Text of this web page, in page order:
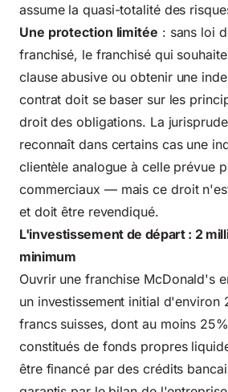
assume la quasi-totalité des
Une protection limitée : sans loi
franchisé, le franchisé qui
clause abusive ou obtenir une
contrat doit se baser sur les
droit des obligations. La
reconnaît dans certains cas une
clientèle analogue à celle prévue
commerciaux — mais ce droit
et doit être revendiqué.
L'investissement de départ : 2
minimum
Ouvrir une franchise McDonald's
un investissement initial d'environ
francs suisses, dont au moins
constitués de fonds propres
être financé par des crédits